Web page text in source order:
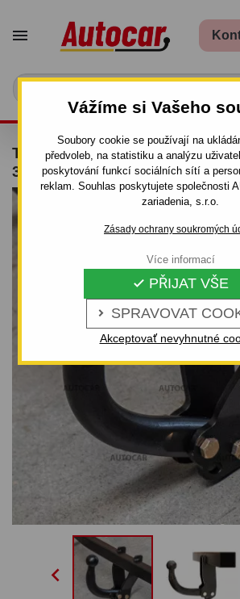
Vážíme si Vašeho
Soubory cookie se používají na
předvoleb, na statistiku a analýzu
poskytování funkcí sociálních sítí a
reklam. Souhlas poskytujete společnosti
zariadenia, s.r.o.
Zásady ochrany soukromých
 SPRAVOVAT
 PŘIJAT VŠE
Akceptovať nevyhnutné
Více informací

TAŽNÉ ZAŘÍZENÍ PRO
3/5 DV. - ŠROUBOVÝ SYSTÉM
